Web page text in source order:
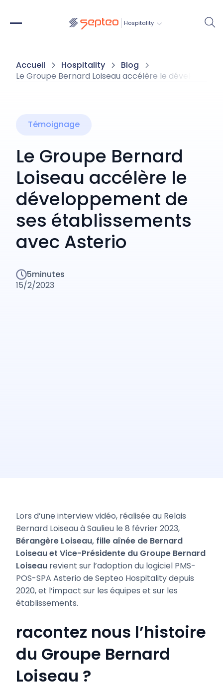
Hospitality
Accueil Hospitality
Blog
Le Groupe Bernard Loiseau accélère le
Témoignage
Le Groupe Bernard
Loiseau accélère le
développement de
ses établissements
avec Asterio
5minutes
15/2/2023
Lors d’une interview vidéo, réalisée au Relais
Bernard Loiseau à Saulieu le 8 février 2023,
Bérangère Loiseau, fille aînée de Bernard
Loiseauet Vice-Présidente du Groupe Bernard
Loiseau revient sur l’adoption du logiciel PMS-
POS-SPA Asterio de Septeo Hospitality depuis
2020, et l’impact sur les équipes et sur les
établissements.
racontez nous l’histoire
du Groupe Bernard
Loiseau ?